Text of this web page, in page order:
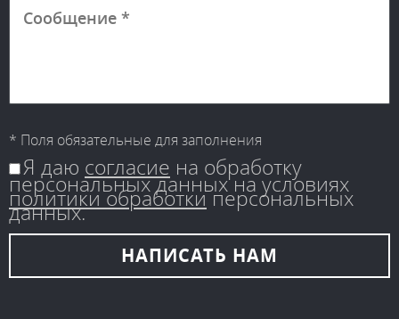
* Поля обязательные для заполнения
Я даю согласие на обработку
персональных данных на условиях
политики обработкиперсональных
данных.
НАПИСАТЬ НАМ